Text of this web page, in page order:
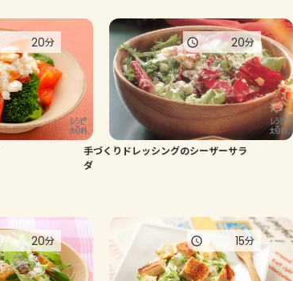
コンテンツ
レシピ
トーク
よくあるお問い合わせ
AJINOMOTO PARK とは
20分
手づくりドレッシングのシーザーサラ
ダ
20分
20分 15分